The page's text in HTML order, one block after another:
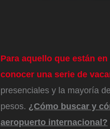
Para aquello que están
conocer una serie de
presenciales y la mayoría
pesos. ¿Cómo buscar y
aeropuerto internacional?